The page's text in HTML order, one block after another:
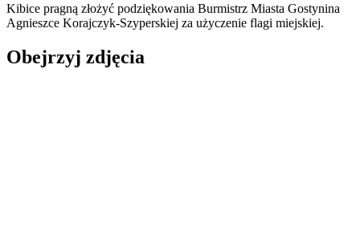
Kibice pragną złożyć podziękowania Burmistrz Miasta Gostynina
Agnieszce Korajczyk-Szyperskiej za użyczenie flagi miejskiej.
Obejrzyj zdjęcia